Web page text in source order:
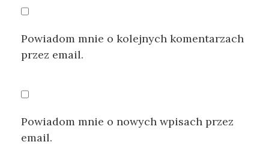
Powiadom mnie o kolejnych komentarzach
przez email.
Powiadom mnie o nowych wpisach przez
email.